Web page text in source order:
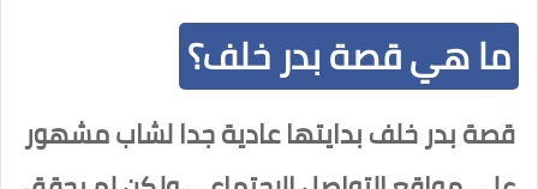
ما هي قصة بدر خلف؟
قصة بدر خلف بدايتها عادية جدا لشاب مشهور